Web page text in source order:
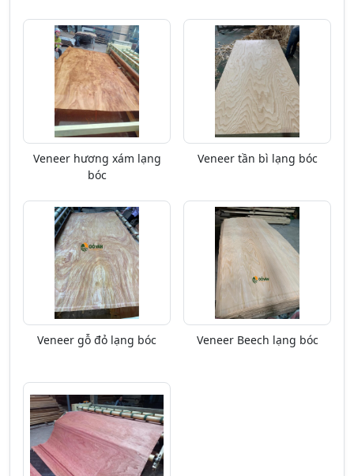
Veneer hương xám lạng
bóc
Veneer tần bì lạng bóc
Veneer gỗ đỏ lạng bóc Veneer Beech lạng bóc